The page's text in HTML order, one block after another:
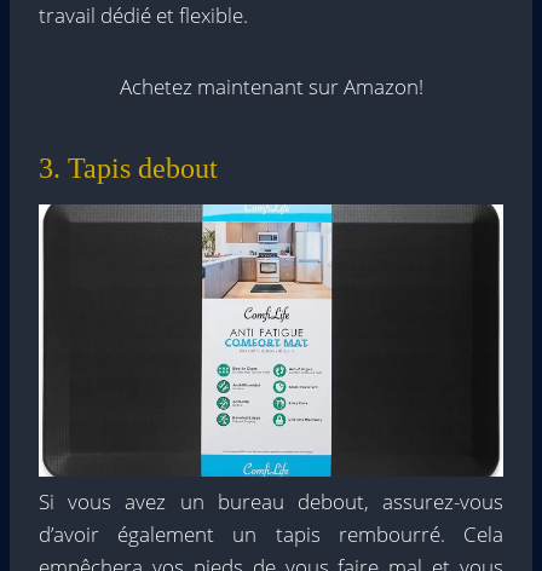
travail dédié et flexible.
Achetez maintenant sur Amazon!
3. Tapis debout
Si vous avez un bureau debout, assurez-vous
d’avoir également un tapis rembourré. Cela